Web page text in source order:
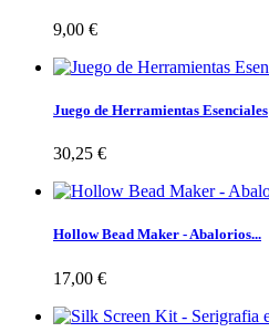
9,00 €
Juego de Herramientas Esenciales
30,25 €
Hollow Bead Maker - Abalorios...
17,00 €